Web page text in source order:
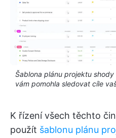
Šablona plánu projektu
vám pomohla sledovat cíle
K řízení všech těchto
použít šablonu plánu